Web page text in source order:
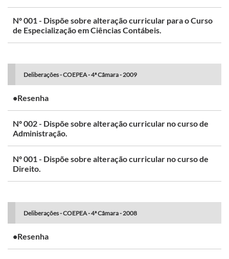
Nº 001 - Dispõe sobre alteração curricular para o Curso
de Especialização em Ciências Contábeis.
Deliberações - COEPEA - 4ª Câmara - 2009
•Resenha
Nº 002 - Dispõe sobre alteração curricular no curso de
Administração.
Nº 001 - Dispõe sobre alteração curricular no curso de
Direito.
Deliberações - COEPEA - 4ª Câmara - 2008
•Resenha